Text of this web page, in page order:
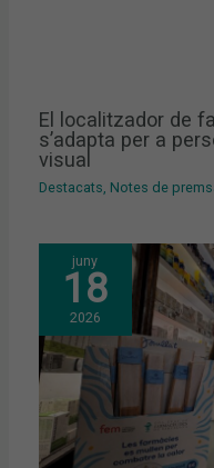
El localitzador de
s’adapta per a
visual
Destacats, Notes de
juny
18
2026